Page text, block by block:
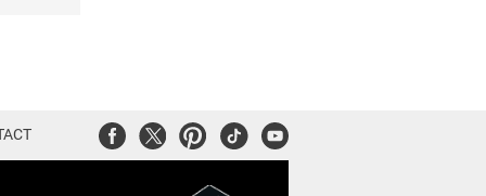
FacebookTwitterPinterest
TiktokYoutube